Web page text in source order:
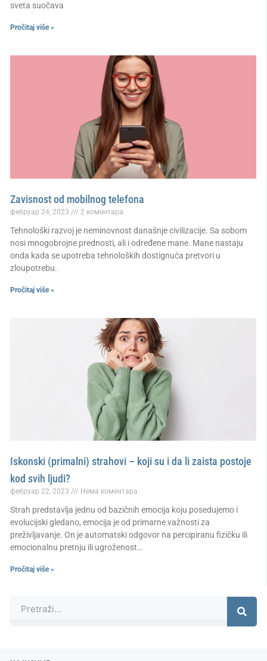
sveta suočava
Pročitaj više »
Zavisnost od mobilnog telefona
фебруар 24, 2023 2 коментара
Tehnološki razvoj je neminovnost današnje civilizacije. Sa sobom
nosi mnogobrojne prednosti, ali i određene mane. Mane nastaju
onda kada se upotreba tehnoloških dostignuća pretvori u
zloupotrebu.
Pročitaj više »
Iskonski (primalni) strahovi – koji su i da li zaista postoje
kod svih ljudi?
фебруар 22, 2023 Нема коментара
Strah predstavlja jednu od bazičnih emocija koju posedujemo i
evolucijski gledano, emocija je od primarne važnosti za
preživljavanje. On je automatski odgovor na percipiranu fizičku ili
emocionalnu pretnju ili ugroženost…
Pročitaj više »